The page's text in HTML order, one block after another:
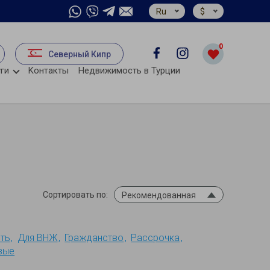
Ru $
Северный Кипр
0
Kонтакты Недвижимость в Турции
Сортировать по: Рекомендованная
Для ВНЖ Гражданство
Рассрочка